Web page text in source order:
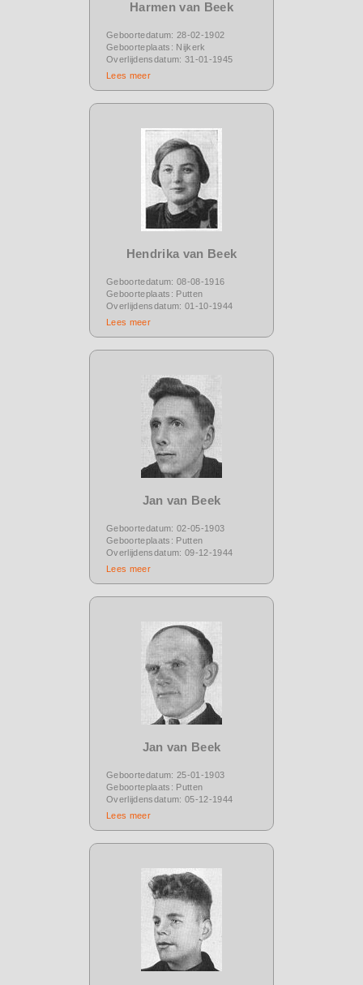
Harmen van Beek
Geboortedatum: 28-02-1902
Geboorteplaats: Nijkerk
Overlijdensdatum: 31-01-1945
Lees meer
Hendrika van Beek
Geboortedatum: 08-08-1916
Geboorteplaats: Putten
Overlijdensdatum: 01-10-1944
Lees meer
Jan van Beek
Geboortedatum: 02-05-1903
Geboorteplaats: Putten
Overlijdensdatum: 09-12-1944
Lees meer
Jan van Beek
Geboortedatum: 25-01-1903
Geboorteplaats: Putten
Overlijdensdatum: 05-12-1944
Lees meer